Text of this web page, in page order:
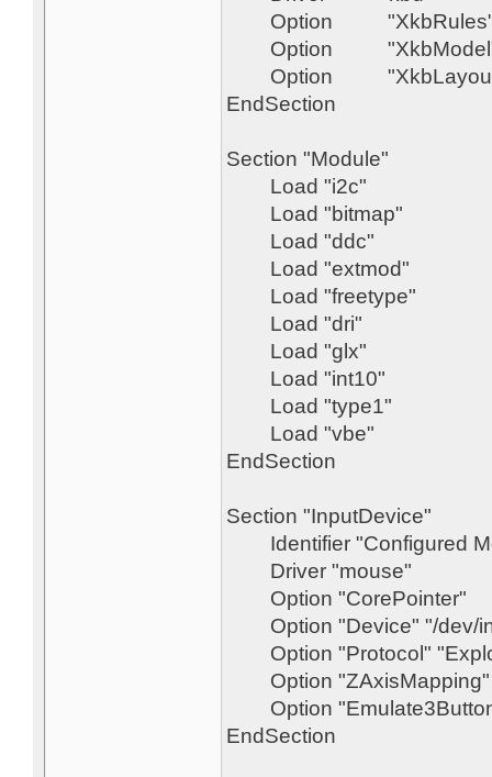
Option
Option
Option
Section "Module"
Load "i2c"
Load "bitmap"
Load "ddc"
Load "extmod"
Load "freetype"
Load "dri"
Load "glx"
Load "int10"
Load "type1"
Load "vbe"
EndSection
Section "InputDevice"
Identifier "Configured
Driver
Option
Option "Device" "/dev/
Option "Protocol"
Option "ZAxisMapping"
Option
EndSection